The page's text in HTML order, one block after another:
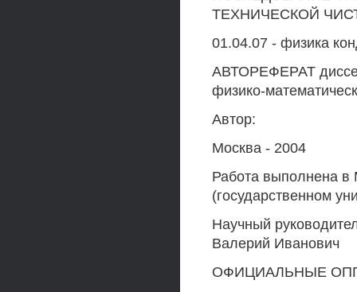
ТЕХНИЧЕСКОЙ
01.04.07 - физика
АВТОРЕФЕРАТ
физико-
Автор:
Москва - 2004
Работа выполнена в
(государственном
Научный
Валерий Иванович
ОФИЦИАЛЬНЫЕ